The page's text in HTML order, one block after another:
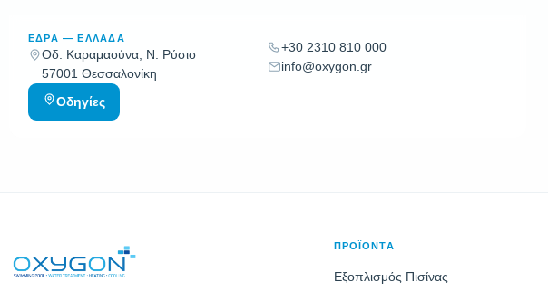
ΕΔΡΑ — ΕΛΛΑΔΑ
Οδ. Καραμαούνα, Ν. Ρύσιο
57001 Θεσσαλονίκη
+30 2310 810 000
info@oxygon.gr
Οδηγίες
ΠΡΟΪΟΝΤΑ
Εξοπλισμός Πισίνας